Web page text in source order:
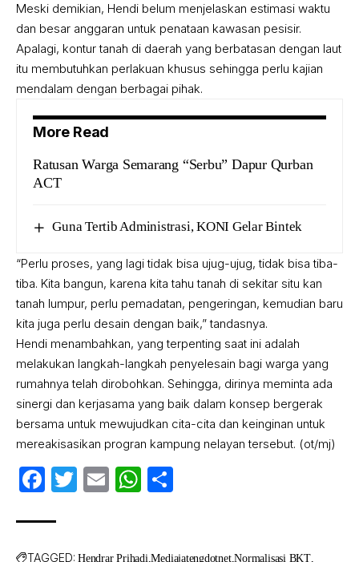
Meski demikian, Hendi belum menjelaskan estimasi waktu
dan besar anggaran untuk penataan kawasan pesisir.
Apalagi, kontur tanah di daerah yang berbatasan dengan laut
itu membutuhkan perlakuan khusus sehingga perlu kajian
mendalam dengan berbagai pihak.
More Read
Ratusan Warga Semarang “Serbu” Dapur Qurban
ACT
Guna Tertib Administrasi, KONI Gelar Bintek
“Perlu proses, yang lagi tidak bisa ujug-ujug, tidak bisa tiba-
tiba. Kita bangun, karena kita tahu tanah di sekitar situ kan
tanah lumpur, perlu pemadatan, pengeringan, kemudian baru
kita juga perlu desain dengan baik,” tandasnya.
Hendi menambahkan, yang terpenting saat ini adalah
melakukan langkah-langkah penyelesain bagi warga yang
rumahnya telah dirobohkan. Sehingga, dirinya meminta ada
sinergi dan kerjasama yang baik dalam konsep bergerak
bersama untuk mewujudkan cita-cita dan keinginan untuk
mereakisasikan progran kampung nelayan tersebut. (ot/mj)
Facebook
Twitter
EmailWhatsApp
TAGGED: Hendrar Prihadi Mediajatengdotnet Normalisasi BKT